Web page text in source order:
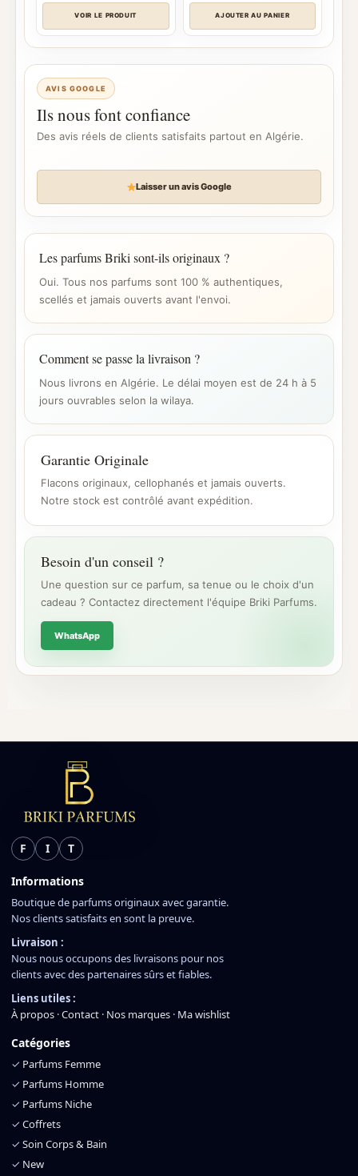
VOIR LE PRODUIT AJOUTER AU PANIER
AVIS GOOGLE
Ils nous font confiance
Des avis réels de clients satisfaits partout en Algérie.
Laisser un avis Google
Les parfums Briki sont-ils originaux ?
Oui. Tous nos parfums sont 100 % authentiques,
scellés et jamais ouverts avant l'envoi.
Comment se passe la livraison ?
Nous livrons en Algérie. Le délai moyen est de 24 h à 5
jours ouvrables selon la wilaya.
Garantie Originale
Flacons originaux, cellophanés et jamais ouverts.
Notre stock est contrôlé avant expédition.
Besoin d'un conseil ?
Une question sur ce parfum, sa tenue ou le choix d'un
cadeau ? Contactez directement l'équipe Briki Parfums.
WhatsApp
F I T
Informations
Boutique de parfums originaux avec garantie.
Nos clients satisfaits en sont la preuve.
Livraison :
Nous nous occupons des livraisons pour nos
clients avec des partenaires sûrs et fiables.
Liens utiles :
À propos ·Contact · Nos marques · Ma wishlist
Catégories
✓ Parfums Femme
✓ Parfums Homme
✓ Parfums Niche
✓ Coffrets
✓ Soin Corps & Bain
✓ New